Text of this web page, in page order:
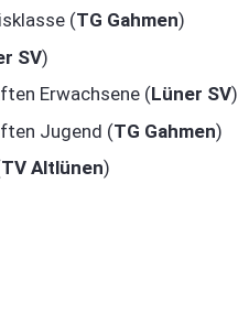
(TG Gahmen)
SV)
Erwachsene (Lüner SV)
Jugend (TG Gahmen)
TV Altlünen)